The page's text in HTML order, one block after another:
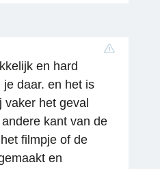
en hard
je daar. en het is
vaker het geval
kant van de
filmpje of de
en